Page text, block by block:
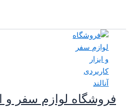
فروشگاه لوازم سفر و